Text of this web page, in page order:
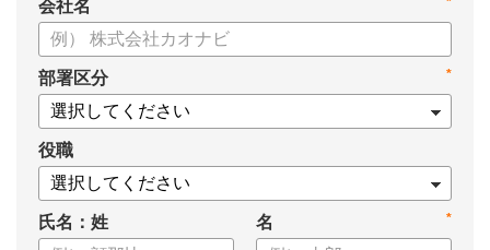
・お客さまの声
会社名
*
部署区分
役職
氏名：姓 *
名